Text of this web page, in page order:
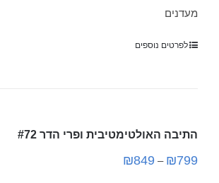
מעדנים
לפרטים נוספים
התיבה האולטימטיבית ופרי הדר #72
₪799
–
₪849